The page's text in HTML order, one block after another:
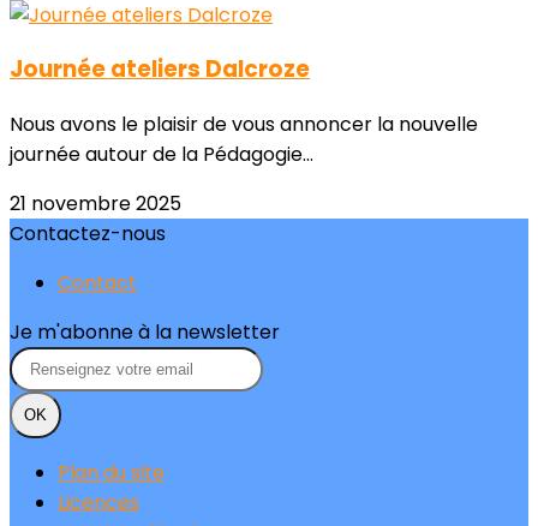
Journée ateliers Dalcroze
Nous avons le plaisir de vous annoncer la nouvelle
journée autour de la Pédagogie...
21 novembre 2025
Contactez-nous
Contact
Je m'abonne à la newsletter
OK
Plan du site
Licences